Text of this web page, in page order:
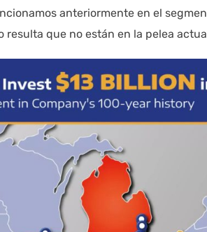
anteriormente en el
resulta que no están en la pelea